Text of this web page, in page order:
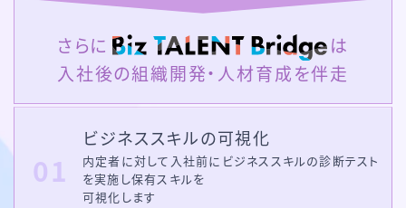
さらに
は
入社後の組織開発・人材育成を伴走
ビジネススキルの可視化
内定者に対して入社前にビジネススキルの診断テスト
を実施し保有スキルを
可視化します